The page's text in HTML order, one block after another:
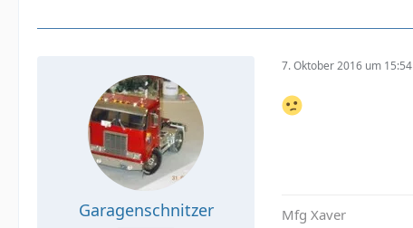
Garagenschnitzer
7. Oktober 2016 um 15:54
Mfg Xaver